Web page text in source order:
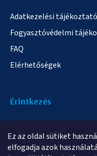
Ez az oldal sütiket
elfogadja azok
Adatkezelési tájékoztató
Fogyasztóvédelmi
FAQ
Elérhetőségek
Érintkezés
info@elampa.hu